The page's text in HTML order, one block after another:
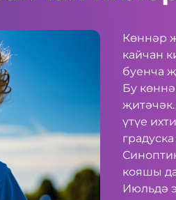
Көннәр
кайчан
буенча
Бу
үтүе
кояшы
Июльдә